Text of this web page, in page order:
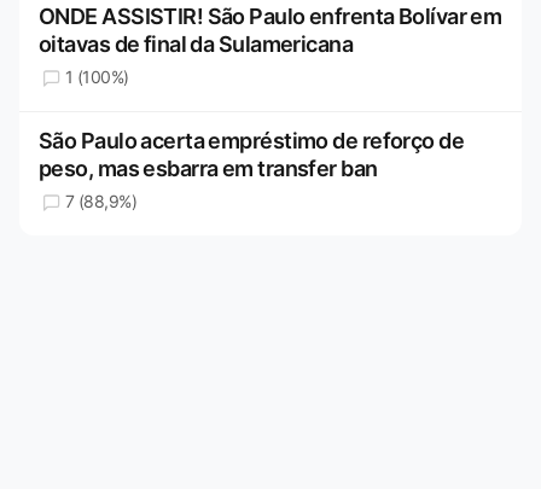
ONDE ASSISTIR! São Paulo enfrenta Bolívar em
oitavas de final da Sulamericana
1 (100%)
São Paulo acerta empréstimo de reforço de
peso, mas esbarra em transfer ban
7 (88,9%)